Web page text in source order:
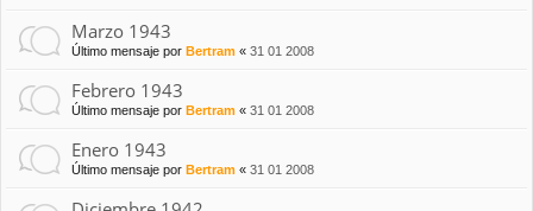
Marzo 1943
Último mensaje por Bertram « 31 01 2008
Febrero 1943
Último mensaje por Bertram « 31 01 2008
Enero 1943
Último mensaje por Bertram « 31 01 2008